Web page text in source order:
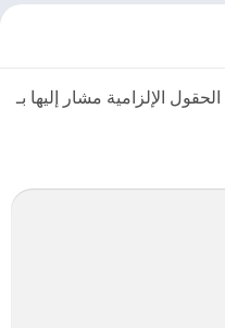
الحقول الإلزامية مشار إليها بـ